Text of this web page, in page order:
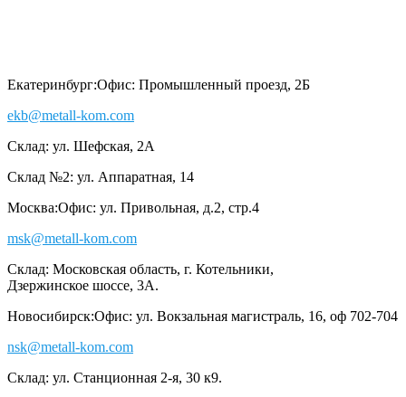
Екатеринбург:Офис: Промышленный проезд, 2Б
ekb@metall-kom.com
Склад: ул. Шефская, 2А
Склад №2: ул. Аппаратная, 14
Москва:Офис: ул. Привольная, д.2, стр.4
msk@metall-kom.com
Склад: Московская область, г. Котельники,
Дзержинское шоссе, 3А.
Новосибирск:Офис: ул. Вокзальная магистраль, 16, оф 702-704
nsk@metall-kom.com
Склад: ул. Станционная 2-я, 30 к9.